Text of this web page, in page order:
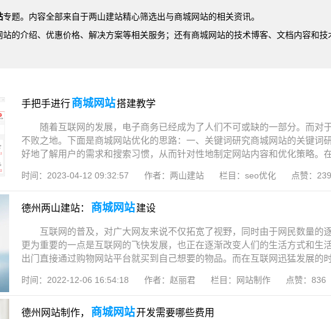
专题。内容全部来自于两山建站精心筛选出与商城网站的相关资讯。
的介绍、优惠价格、解决方案等相关服务；还有商城网站的技术博客、文档内容和技
手把手进行商城网站搭建教学
随着互联网的发展，电子商务已经成为了人们不可或缺的一部分。而
不败之地。下面是商城网站优化的思路：一、关键词研究商城网站的关键
好地了解用户的需求和搜索习惯，从而针对性地制定网站内容和优化策略。
时间：2023-04-12 09:32:57 作者：两山建站 栏目：seo优化 点赞：239
德州两山建站： 商城网站建设
互联网的普及，对广大网友来说不仅拓宽了视野，同时由于网民数量
更为重要的一点是互联网的飞快发展，也正在逐渐改变人们的生活方式和生
出门直接通过购物网站平台就买到自己想要的物品。而在互联网迅猛发展的
时间：2022-12-06 16:54:18 作者：赵丽君 栏目：网站制作 点赞：836
德州网站制作， 商城网站开发需要哪些费用